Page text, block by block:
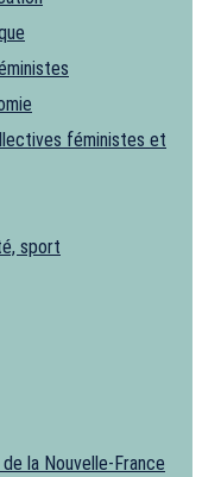
féministes et
sport
la Nouvelle-France